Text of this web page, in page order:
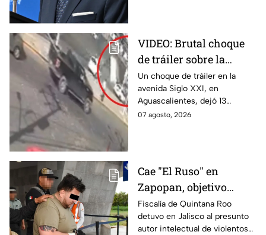
VIDEO: Brutal choque
de tráiler sobre la
avenida Siglo XXI en
Aguascalientes deja
varios heridos y
destrozos
Un choque de tráiler en la
avenida Siglo XXI, en
Aguascalientes, dejó 13
heridos y varios vehículos
07 agosto, 2026
Cae "El Ruso" en
Zapopan, objetivo
prioritario en Playa del
Carmen
Fiscalía de Quintana Roo
detuvo en Jalisco al presunto
autor intelectual de violentos